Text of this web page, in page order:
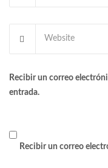
Recibir un correo
entrada.
Recibir un correo